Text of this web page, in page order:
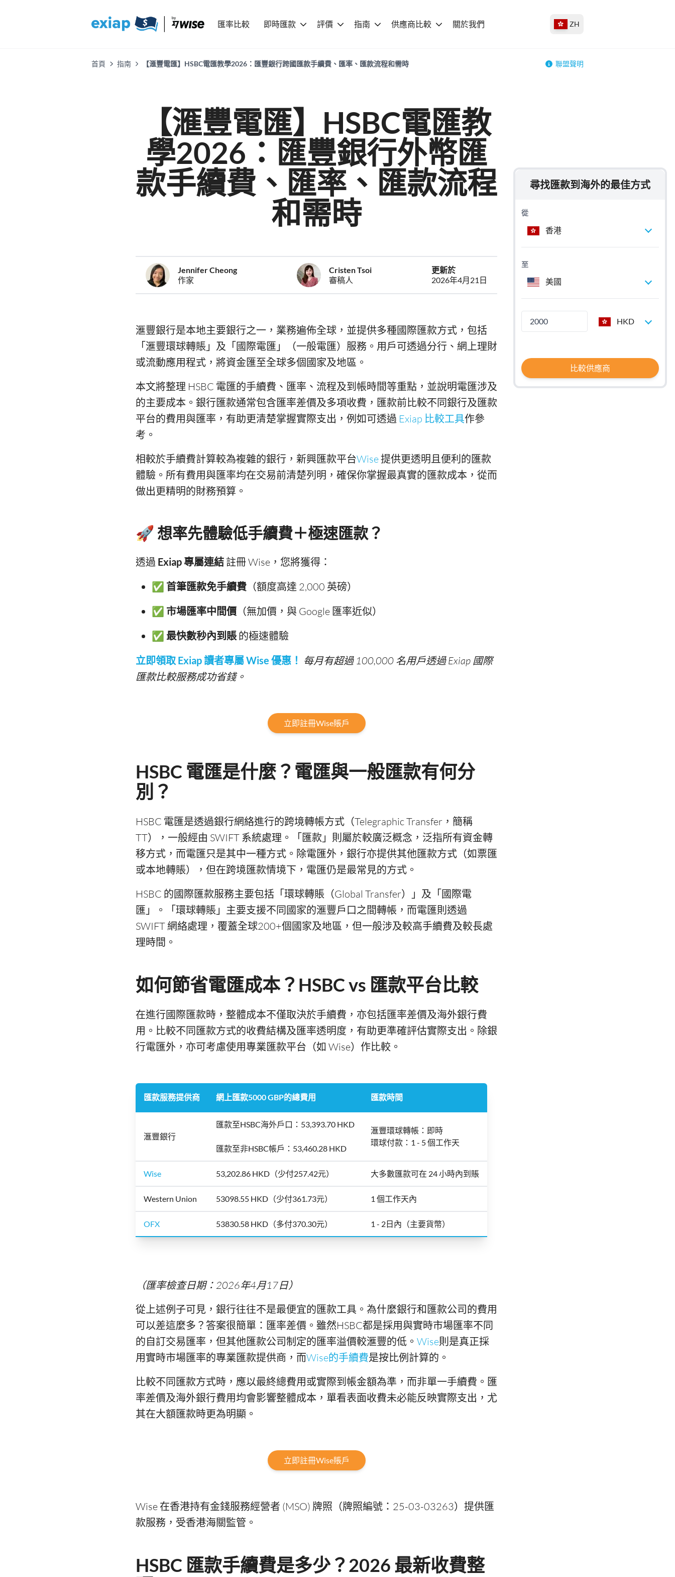
匯率比較 即時匯款 評價 指南 供應商比較 關於我們 ZH
首頁 指南 【滙豐電匯】HSBC電匯教學2026：匯豐銀行跨國匯款手續費、匯率、匯款流程和需時 聯盟聲明
【滙豐電匯】HSBC電匯教
學2026：匯豐銀行外幣匯
款手續費、匯率、匯款流程
和需時
Jennifer Cheong
作家
Cristen Tsoi
審稿人
更新於
2026年4月21日
滙豐銀行是本地主要銀行之一，業務遍佈全球，並提供多種國際匯款方式，包括
「滙豐環球轉賬」及「國際電匯」（一般電匯）服務。用戶可透過分行、網上理財
或流動應用程式，將資金匯至全球多個國家及地區。
本文將整理 HSBC 電匯的手續費、匯率、流程及到帳時間等重點，並說明電匯涉及
的主要成本。銀行匯款通常包含匯率差價及多項收費，匯款前比較不同銀行及匯款
平台的費用與匯率，有助更清楚掌握實際支出，例如可透過 Exiap 比較工具作參
考。
相較於手續費計算較為複雜的銀行，新興匯款平台Wise提供更透明且便利的匯款
體驗。所有費用與匯率均在交易前清楚列明，確保你掌握最真實的匯款成本，從而
做出更精明的財務預算。
🚀 想率先體驗低手續費＋極速匯款？
透過 Exiap 專屬連結 註冊 Wise，您將獲得：
✅ 首筆匯款免手續費 （額度高達 2,000 英磅）
✅ 市場匯率中間價 （無加價，與 Google 匯率近似）
✅ 最快數秒內到賬的極速體驗
立即領取 Exiap 讀者專屬 Wise 優惠！ 每月有超過 100,000 名用戶透過 Exiap 國際
匯款比較服務成功省錢。
立即註冊Wise賬戶
HSBC 電匯是什麼？電匯與一般匯款有何分
別？
HSBC 電匯是透過銀行網絡進行的跨境轉帳方式（Telegraphic Transfer，簡稱
TT），一般經由 SWIFT 系統處理。「匯款」則屬於較廣泛概念，泛指所有資金轉
移方式，而電匯只是其中一種方式。除電匯外，銀行亦提供其他匯款方式（如票匯
或本地轉賬），但在跨境匯款情境下，電匯仍是最常見的方式。
HSBC 的國際匯款服務主要包括「環球轉賬（Global Transfer）」及「國際電
匯」。「環球轉賬」主要支援不同國家的滙豐戶口之間轉帳，而電匯則透過
SWIFT 網絡處理，覆蓋全球200+個國家及地區，但一般涉及較高手續費及較長處
理時間。
如何節省電匯成本？HSBC vs 匯款平台比較
在進行國際匯款時，整體成本不僅取決於手續費，亦包括匯率差價及海外銀行費
用。比較不同匯款方式的收費結構及匯率透明度，有助更準確評估實際支出。除銀
行電匯外，亦可考慮使用專業匯款平台（如 Wise）作比較。
匯款服務提供商 網上匯款5000 GBP的總費用 匯款時間
滙豐銀行
匯款至HSBC海外戶口：53,393.70 HKD
匯款至非HSBC帳戶：53,460.28 HKD
滙豐環球轉帳：即時
環球付款：1 - 5 個工作天
Wise 53,202.86 HKD（少付257.42元） 大多數匯款可在 24 小時內到賬
Western Union 53098.55 HKD（少付361.73元） 1 個工作天內
OFX 53830.58 HKD（多付370.30元） 1 - 2日內（主要貨幣）
（匯率檢查日期：2026年4月17日）
從上述例子可見，銀行往往不是最便宜的匯款工具。為什麼銀行和匯款公司的費用
可以差這麼多？答案很簡單：匯率差價。雖然HSBC都是採用與實時市場匯率不同
的自訂交易匯率，但其他匯款公司制定的匯率溢價較滙豐的低。 Wise則是真正採
用實時市場匯率的專業匯款提供商，而Wise的手續費是按比例計算的。
比較不同匯款方式時，應以最終總費用或實際到帳金額為準，而非單一手續費。匯
率差價及海外銀行費用均會影響整體成本，單看表面收費未必能反映實際支出，尤
其在大額匯款時更為明顯。
立即註冊Wise賬戶
Wise 在香港持有金錢服務經營者 (MSO) 牌照（牌照編號：25-03-03263）提供匯
款服務，受香港海關監管。
HSBC 匯款手續費是多少？2026 最新收費整
尋找匯款到海外的最佳方式
從
香港
至
美國
HKD
比較供應商